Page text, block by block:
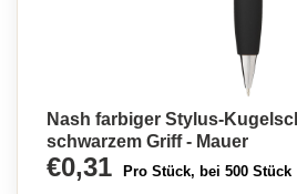
Nash farbiger Stylus-
schwarzem Griff - Mauer
€0,31 Pro Stück, bei 500 Stück